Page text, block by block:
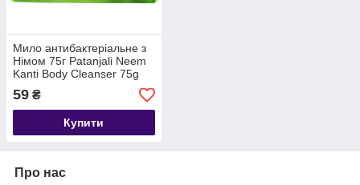
Мило антибактеріальне з
Німом 75г Patanjali Neem
Kanti Body Cleanser 75g
Термін до 07/2027
59 ₴
Купити
Про нас